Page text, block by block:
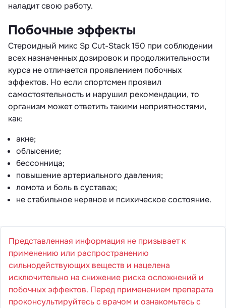
наладит свою работу.
Побочные эффекты
Стероидный микс Sp Cut-Stack 150 при соблюдении
всех назначенных дозировок и продолжительности
курса не отличается проявлением побочных
эффектов. Но если спортсмен проявил
самостоятельность и нарушил рекомендации, то
организм может ответить такими неприятностями,
как:
акне;
облысение;
бессонница;
повышение артериального давления;
ломота и боль в суставах;
не стабильное нервное и психическое состояние.
Представленная информация не призывает к
применению или распространению
сильнодействующих веществ и нацелена
исключительно на снижение риска осложнений и
побочных эффектов. Перед применением препарата
проконсультируйтесь с врачом и ознакомьтесь с